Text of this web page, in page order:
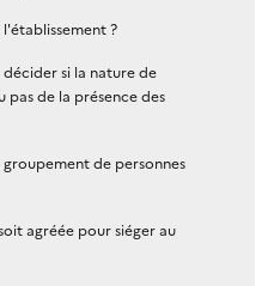
?
si la nature de
pas de la présence des
de personnes
agréée pour siéger au